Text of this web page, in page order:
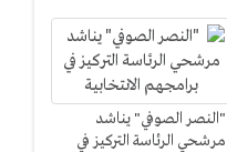
"النصر الصوفي" يناشد
مرشحي الرئاسة التركيز في